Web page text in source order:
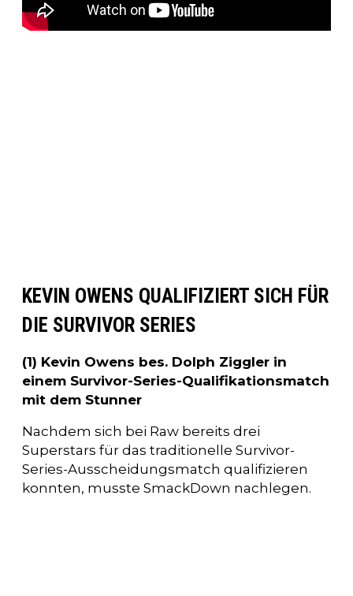
KEVIN OWENS QUALIFIZIERT SICH FÜR
DIE SURVIVOR SERIES
(1) Kevin Owens bes. Dolph Ziggler in
einem Survivor-Series-Qualifikationsmatch
mit dem Stunner
Nachdem sich bei Raw bereits drei
Superstars für das traditionelle Survivor-
Series-Ausscheidungsmatch qualifizieren
konnten, musste SmackDown nachlegen.